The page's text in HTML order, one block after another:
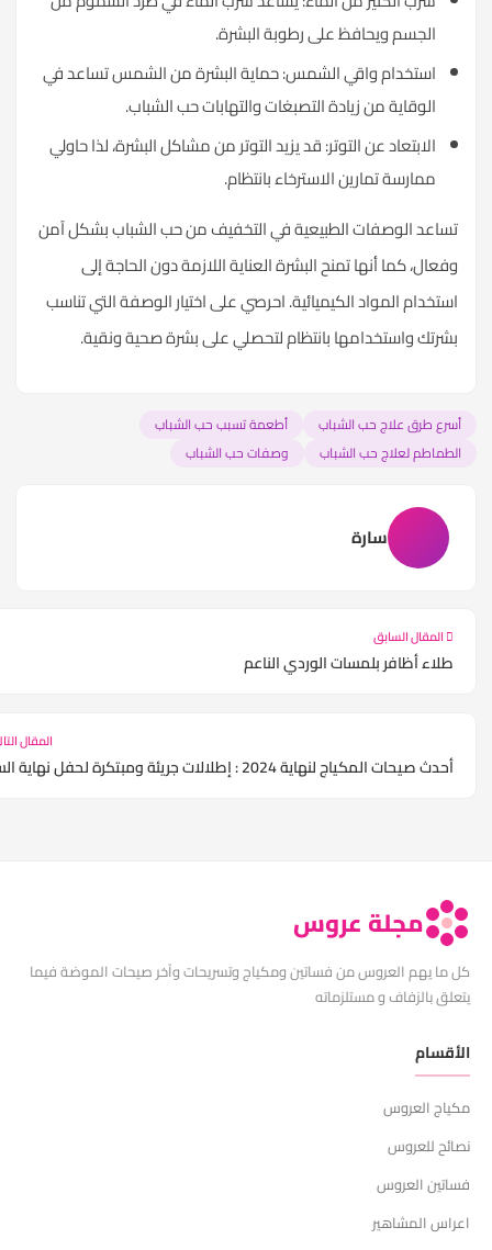
الجسم ويحافظ على رطوبة البشرة.
استخدام واقي الشمس: حماية البشرة من الشمس تساعد في
الوقاية من زيادة التصبغات والتهابات حب الشباب.
الابتعاد عن التوتر: قد يزيد التوتر من مشاكل البشرة، لذا حاولي
ممارسة تمارين الاسترخاء بانتظام.
الوصفات الطبيعية في التخفيف من حب الشباب بشكل آمن
كما أنها تمنح البشرة العناية اللازمة دون الحاجة إلى
المواد الكيميائية. احرصي على اختيار الوصفة التي تناسب
واستخدامها بانتظام لتحصلي على بشرة صحية ونقية.
طرق علاج حب الشباب
أطعمة تسبب حب الشباب
لعلاج حب الشباب
وصفات حب الشباب
المقال السابق
أظافر بلمسات الوردي الناعم
المقال التالي
صيحات المكياج لنهاية 2024 : إطلالات جريئة ومبتكرة لحفل نهاية السنة
مجلة عروس
يهم العروس من فساتين ومكياج وتسريحات وآخر صيحات الموضة فيما
بالزفاف و مستلزماته
العروس
للعروس
العروس
المشاهير